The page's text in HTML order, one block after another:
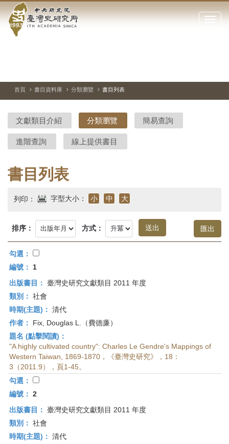
到中
央
院-
臺
灣
史
研
究
首
頁
點
閉
站
停、
圖
圖
結
首頁 書目資料庫 分類瀏覽 書目列表
文獻類目介紹 分類瀏覽 簡易查詢
進階查詢 線上提供書目
書目列表
列印： 字型大小： 小 中 大
排序： 方式：
勾選：
編號：
1
出版書目： 臺灣史研究文獻類目 2011 年度
類別： 社會
時期(主題)： 清代
作者：
Fix, Douglas L.（費德廉）
題名 (點擊閱讀)：
"A highly cultivated country": Charles Le Gendre's Mappings of
Western Taiwan, 1869-1870，《臺灣史研究》，18：
3（2011.9），頁1-45。
勾選：
編號： 2
出版書目： 臺灣史研究文獻類目 2011 年度
類別： 社會
時期(主題)： 清代